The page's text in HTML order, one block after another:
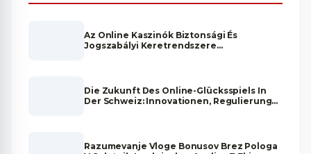
Az Online Kaszinók Biztonsági És
Jogszabályi Keretrendszere
Die Zukunft Des Online-Glücksspiels In
Der Schweiz: Innovationen, Regulierung
Razumevanje Vloge Bonusov Brez Pologa